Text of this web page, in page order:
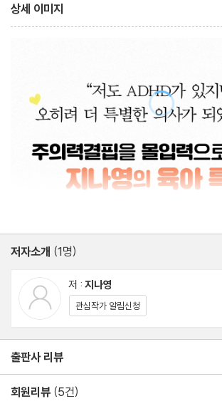
원·게임 시간 등 구체적 장면별 솔루션을 제시
이는 아이의 ‘주의력결핍’을 단기간에 교정하려
중의 회로를 훈련하고 몰입의 근육을 기르는 과
HD 아이를 키우는 부모가 겪는 좌절과 번아웃,
런가”라는 자책의 감정을 다루며 명상·자기자비
복하는 실질적 방법을 제시한다. 결국 이 책은
부모”의 악순환을 끊고, 아이의 강점을 몰입
신뢰로 바꾸는 변화의 로드맵이다.
실행 기능
소지품 간수, 정리를 못 하고 어지르기만 해요
왜 이렇게 시간관념이 없을까요?
조심성이 없어서 조마조마해요
본질육아 플러스 보상 시스템
왜 이렇게 정신이 없을까요?
왜 늘 삼천포로 빠질까요?
각성 조절
너무 게을러서 걱정이에요
몸에 모터가 달린 것 같아요
상세 이미지
저자소개 (1명)
저 : 지나영
관심작가 알림신청
출판사 리뷰
회원리뷰 (5건)